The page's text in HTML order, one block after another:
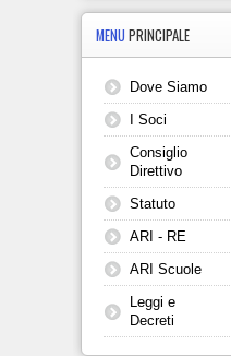
MENUPRINCIPALE
Dove Siamo
I Soci
Consiglio
Direttivo
Statuto
ARI - RE
ARI Scuole
Leggi e
Decreti